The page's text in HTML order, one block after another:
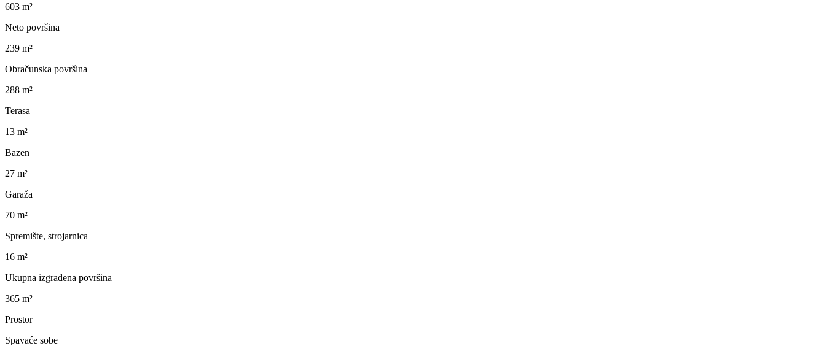
603 m²
Neto površina
239 m²
Obračunska površina
288 m²
Terasa
13 m²
Bazen
27 m²
Garaža
70 m²
Spremište, strojarnica
16 m²
Ukupna izgrađena površina
365 m²
Prostor
Spavaće sobe